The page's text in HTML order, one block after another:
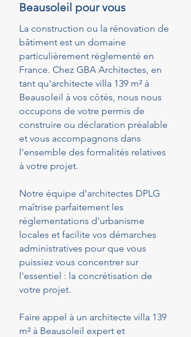
Beausoleil pour vous
La construction ou la rénovation de
bâtiment est un domaine
particulièrement réglementé en
France. Chez GBA Architectes, en
tant qu'architecte villa 139 m² à
Beausoleil à vos côtés, nous nous
occupons de votre permis de
construire ou déclaration préalable
et vous accompagnons dans
l'ensemble des formalités relatives
à votre projet.
Notre équipe d'architectes DPLG
maîtrise parfaitement les
réglementations d'urbanisme
locales et facilite vos démarches
administratives pour que vous
puissiez vous concentrer sur
l'essentiel : la concrétisation de
votre projet.
Faire appel à un architecte villa 139
m² à Beausoleil expert et